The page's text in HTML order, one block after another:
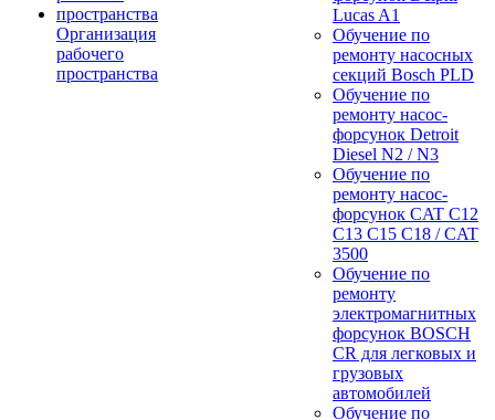
Организация
рабочего
пространства
Lucas A1
Обучение по
ремонту насосных
секций Bosch PLD
Обучение по
ремонту насос-
форсунок Detroit
Diesel N2 / N3
Обучение по
ремонту насос-
форсунок CAT C12
C13 C15 C18 / CAT
3500
Обучение по
ремонту
электромагнитных
форсунок BOSCH
CR для легковых и
грузовых
автомобилей
Обучение по